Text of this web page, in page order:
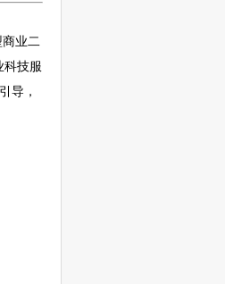
业二
科技服
导，